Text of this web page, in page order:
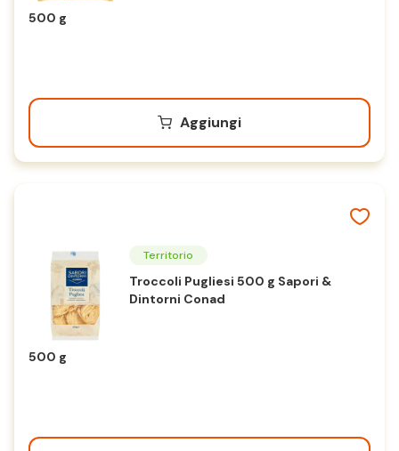
500 g
Aggiungi
Territorio
Troccoli Pugliesi 500 g Sapori &
Dintorni Conad
500 g